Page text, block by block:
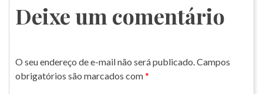
Post
Deixe um comentário
O seu endereço de e-mail não será publicado.Campos
obrigatórios são marcados com*